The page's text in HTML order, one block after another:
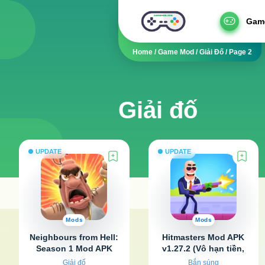
Home /Game Mod /Giải Đố / Page 2
Giải đố
UPDATE
Mods
Neighbours from Hell:
Season 1 Mod APK
v1.5.13 (Mở khóa toàn
Giải đố
UPDATE
Mods
Hitmasters Mod APK
v1.27.2 (Vô hạn tiền,
kim cương)
Bắn súng